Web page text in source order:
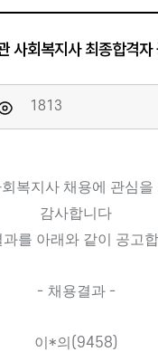
사회복지사 최종합격자
1813
복지사 채용에 관심을
감사합니다
과를 아래와 같이 공고
- 채용결과 -
이 *의 (9458)